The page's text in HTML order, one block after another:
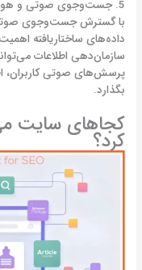
5. جست‌وجوی صوتی و هوش مصنوعی
با گسترش جست‌وجوی
داده‌های ساختاریافته
سازمان‌دهی اطلاعات
پرسش‌های صوتی کاربران،
بگذارد.
کجاهای سایت
کرد؟